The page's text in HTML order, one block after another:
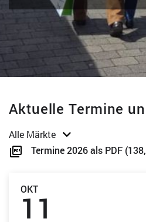
Aktuelle Termine
Alle Märkte
Bonn Alfter Oedekoven OBI-
Bonn Nord
Bonn Duisdorf
Bad Godesberg Hit-Markt
Termine 2026 als PDF
OKT
11